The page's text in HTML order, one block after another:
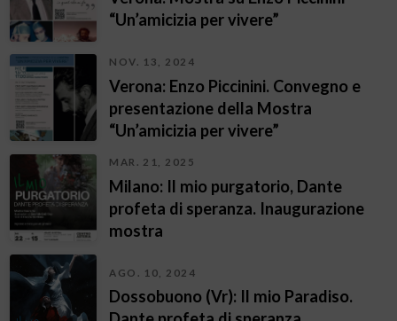
“Un’amicizia per vivere”
NOV. 13, 2024
Verona: Enzo Piccinini. Convegno e
presentazione della Mostra
“Un’amicizia per vivere”
MAR. 21, 2025
Milano: Il mio purgatorio, Dante
profeta di speranza. Inaugurazione
mostra
AGO. 10, 2024
Dossobuono (Vr): Il mio Paradiso.